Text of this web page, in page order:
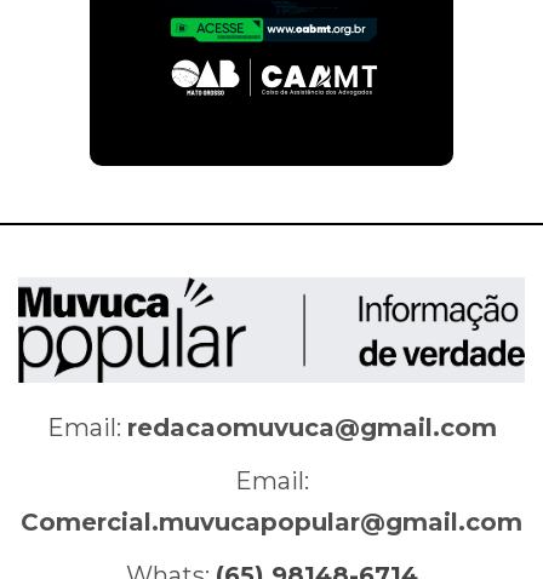
Email: redacaomuvuca@gmail.com
Email:
Comercial.muvucapopular@gmail.com